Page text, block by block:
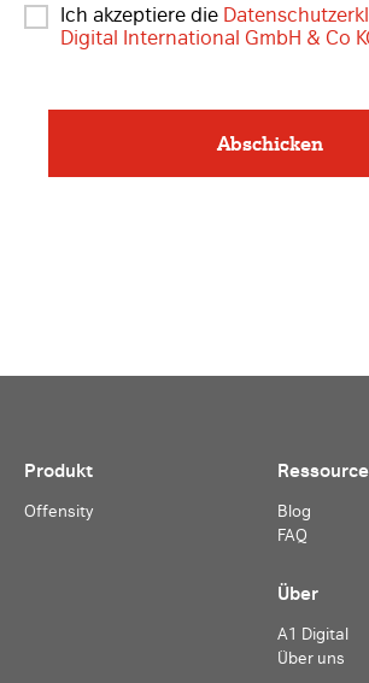
Ich akzeptiere die
Digital International GmbH & Co
Produkt
Offensity
Blog
FAQ
Über
A1 Digital
Über uns